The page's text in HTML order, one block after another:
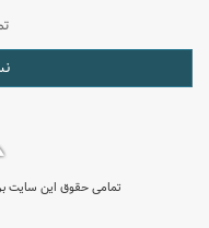
تمامی حقوق این سایت